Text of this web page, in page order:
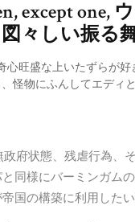
except one,
々しい振る
心旺盛な上いたずらが
怪物にふんしてエディ
府状態、残虐行為、
同様にバーミンガム
国の構築に利用した